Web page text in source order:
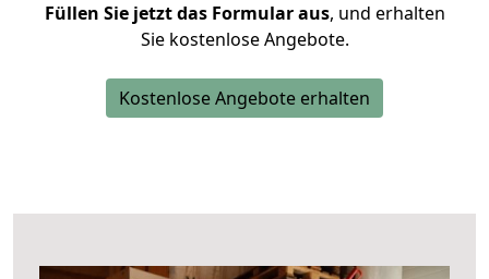
Füllen Sie jetzt das Formular aus, und erhalten
Sie kostenlose Angebote.
Kostenlose Angebote erhalten